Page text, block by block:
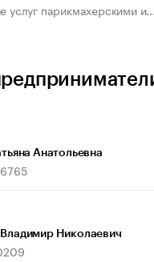
услуг парикмахерскими и...
Анатольевна
Николаевич